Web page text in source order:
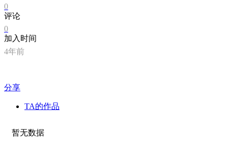
0
评论
0
加入时间
4年前
分享
TA的作品
暂无数据